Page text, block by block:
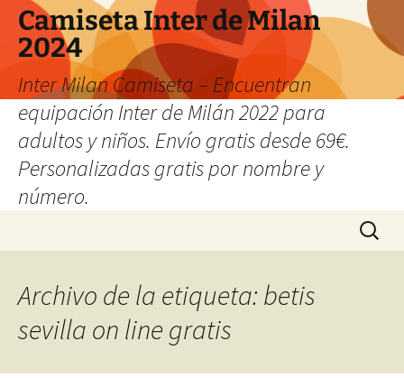
Camiseta Inter de Milan
2024
Inter Milan Camiseta – Encuentran
equipación Inter de Milán 2022 para
adultos y niños. Envío gratis desde 69€.
Personalizadas gratis por nombre y
número.
Buscar:
Archivo de la etiqueta: betis
sevilla on line gratis